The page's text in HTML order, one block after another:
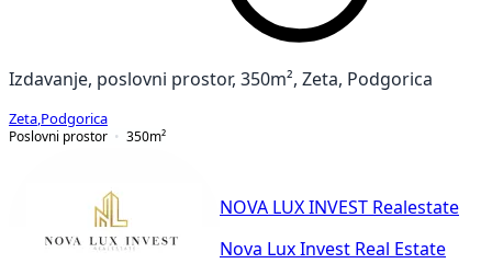
Izdavanje, poslovni prostor, 350m², Zeta, Podgorica
Zeta Podgorica
Poslovni prostor
350m²
NOVA LUX INVEST Realestate
Nova Lux Invest Real Estate